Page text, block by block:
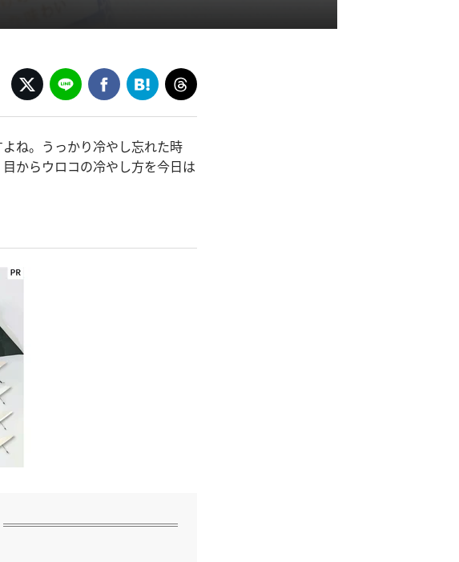
ね。うっかり冷やし忘れた時
からウロコの冷やし方を今日は